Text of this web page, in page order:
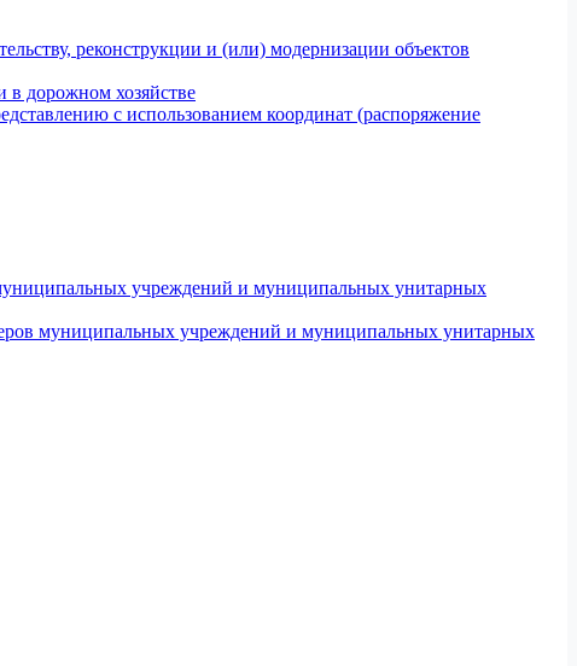
реконструкции и (или) модернизации объектов
в дорожном хозяйстве
с использованием координат (распоряжение
учреждений и муниципальных унитарных
муниципальных учреждений и муниципальных унитарных